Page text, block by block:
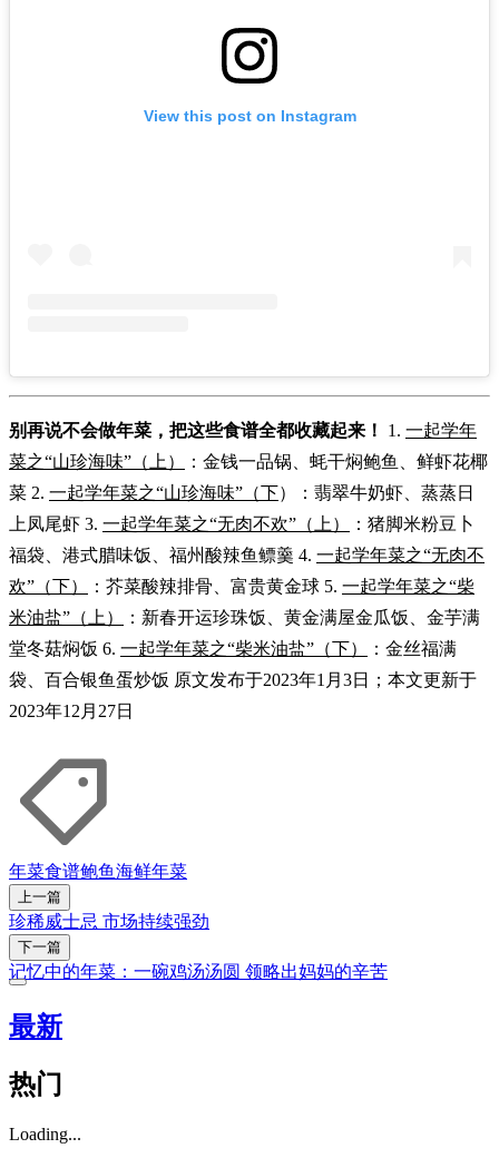
View this post on Instagram
别再说不会做年菜，把这些食谱全都收藏起来！ 1. 一起学年
菜之“山珍海味”（上）
：金钱一品锅、蚝干焖鲍鱼、鲜虾花椰
菜 2. 一起学年菜之“山珍海味”（下）：翡翠牛奶虾、蒸蒸日
上凤尾虾 3. 一起学年菜之“无肉不欢”（上）
：猪脚米粉豆卜
福袋、港式腊味饭、福州酸辣鱼鳔羹 4. 一起学年菜之“无肉不
欢”（下）
：芥菜酸辣排骨、富贵黄金球 5. 一起学年菜之“柴
米油盐”（上）
：新春开运珍珠饭、黄金满屋金瓜饭、金芋满
堂冬菇焖饭 6. 一起学年菜之“柴米油盐”（下）
：金丝福满
袋、百合银鱼蛋炒饭 原文发布于2023年1月3日；本文更新于
2023年12月27日
年菜食谱鲍鱼海鲜年菜
上一篇
珍稀威士忌 市场持续强劲
下一篇
记忆中的年菜：一碗鸡汤汤圆 领略出妈妈的辛苦
最新
热门
Loading...